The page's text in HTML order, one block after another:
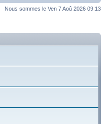
Nous sommes le Ven 7 Aoû 2026 09:13